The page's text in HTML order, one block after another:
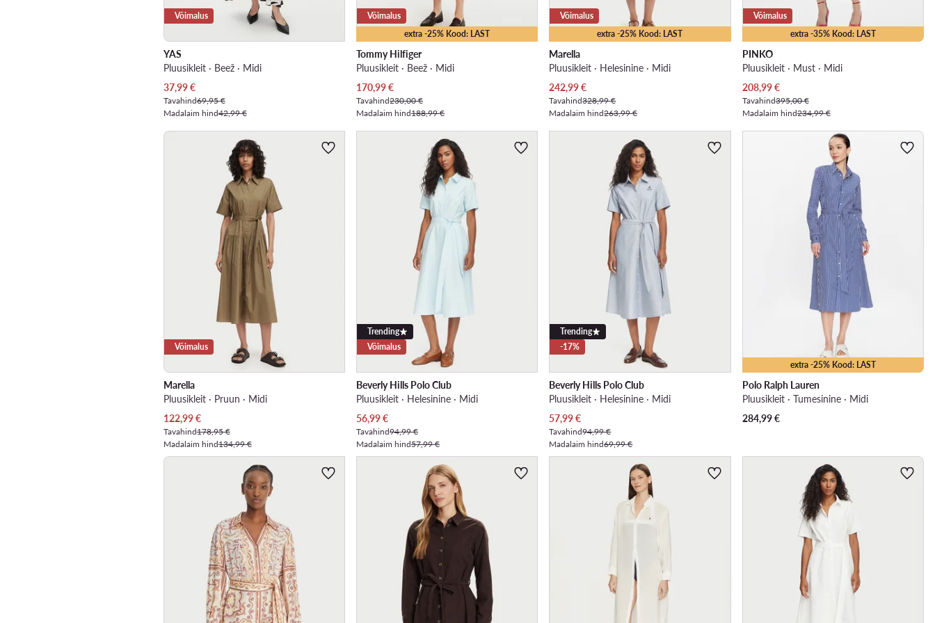
Võimalus
YAS
Pluusikleit · Beež · Midi
Praegune hind
37,99€
Tavahind69,95 €
Madalaim hind42,99 €
extra -25% Kood: LAST
Võimalus
Tommy Hilfiger
Pluusikleit · Beež · Midi
Praegune hind
170,99€
Tavahind230,00 €
Madalaim hind188,99 €
extra -25% Kood: LAST
Võimalus
Marella
Pluusikleit · Helesinine · Midi
Praegune hind
242,99€
Tavahind328,99 €
Madalaim hind263,99 €
extra -35% Kood: LAST
Võimalus
PINKO
Pluusikleit · Must · Midi
Praegune hind
208,99€
Tavahind395,00 €
Madalaim hind234,99 €
Võimalus
Marella
Pluusikleit · Pruun · Midi
Praegune hind
122,99€
Tavahind178,95 €
Madalaim hind134,99 €
Trending
Võimalus
Beverly Hills Polo Club
Pluusikleit · Helesinine · Midi
Praegune hind
56,99€
Tavahind94,99 €
Madalaim hind57,99 €
Trending
-17%
Beverly Hills Polo Club
Pluusikleit · Helesinine · Midi
Praegune hind
57,99€
Tavahind94,99 €
Madalaim hind69,99 €
extra -25% Kood: LAST
Polo Ralph Lauren
Pluusikleit · Tumesinine · Midi
284,99€